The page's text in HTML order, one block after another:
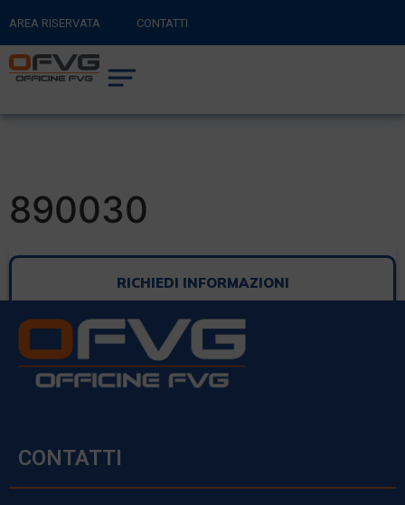
AREA RISERVATA CONTATTI
RITORNA AL SITO PRINCIPALE
CARRELLO
890030
RICHIEDI INFORMAZIONI
CONTATTI